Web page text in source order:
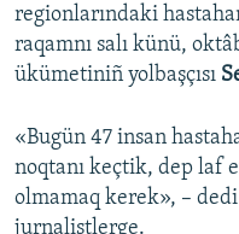
regionlarındaki
raqamnı salı künü,
ükümetiniñ yolbaşçısı
«Bugün 47 insan
noqtanı keçtik, dep laf
olmamaq kerek», –
jurnalistlerge.